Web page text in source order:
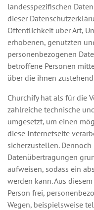
landesspezifischen
dieser
Öffentlichkeit über Art,
erhobenen, genutzten
personenbezogenen
betroffene Personen
über die ihnen
Churchify hat als für die
zahlreiche technische
umgesetzt, um einen
diese Internetseite
sicherzustellen.
Datenübertragungen
aufweisen, sodass ein
werden kann. Aus
Person frei,
Wegen, beispielsweise